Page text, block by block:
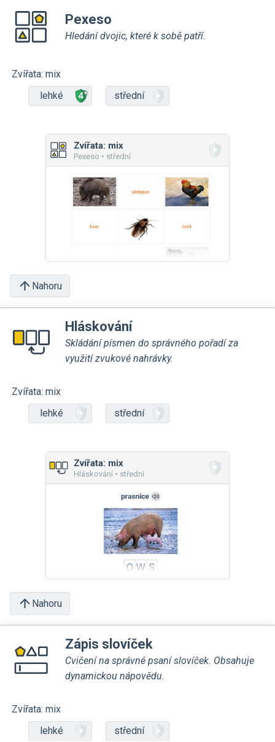
Pexeso
Hledání dvojic, které k sobě patří.
Zvířata: mix
lehké
střední
Zvířata: mix
Pexeso • střední
Nahoru
Hláskování
Skládání písmen do správného pořadí za
využití zvukové nahrávky.
Zvířata: mix
lehké
střední
Zvířata: mix
Hláskování • střední
Nahoru
Zápis slovíček
Cvičení na správné psaní slovíček. Obsahuje
dynamickou nápovědu.
Zvířata: mix
lehké
střední